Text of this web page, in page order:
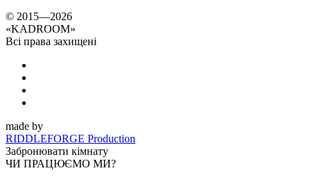
© 2015—2026
«KADROOM»
Всі права захищені
made by
RIDDLEFORGE Production
Забронювати кімнату
ЧИ ПРАЦЮЄМО МИ?